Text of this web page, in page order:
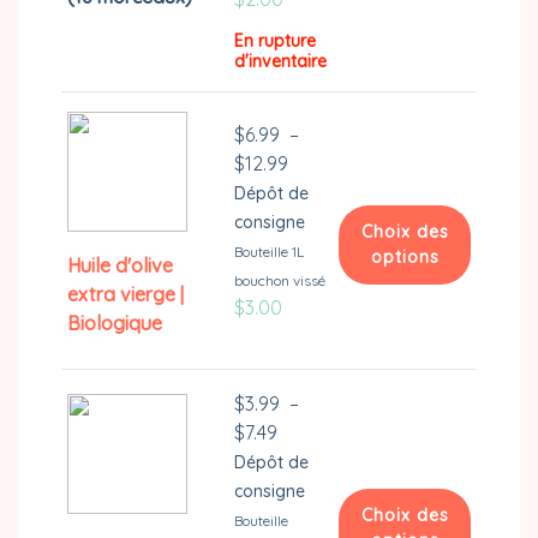
En rupture
d'inventaire
Huile d'olive
extra vierge |
Biologique
$6.99 –
$12.99
de
prix :
$6.99
à
Dépôt de
consigne
Bouteille 1L
bouchon vissé
$3.00
Choix des
options
peuvent
être
$3.99 –
$7.49
de
prix :
$3.99
Dépôt de
consigne
Bouteille
Choix des